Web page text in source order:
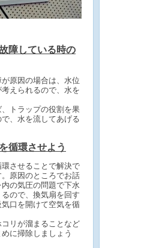
障している時の
原因の場合は、水位
えられるので、水を
トラップの役割を果
、水を流してあげる
循環させよう
環させることで解決で
原因のところでお話
の気圧の問題で下水
ので、換気扇を回す
口を開けて空気を循
リが溜まることなど
に掃除しましょう